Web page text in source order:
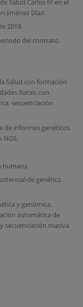
Salud Carlos III en el
Jiménez Díaz:
2019.
del contrato.
Salud con formación
Raras, con
secuenciación
de informes genéticos
humana
de genética
y genómica,
automática de
secuenciación masiva